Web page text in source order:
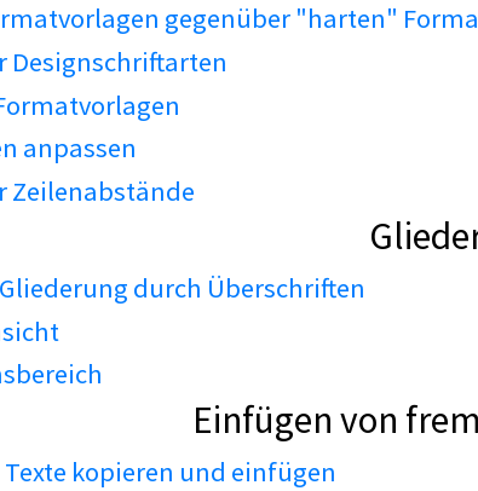
gegenüber "harten"
Designschriftarten
anpassen
Zeilenabstände
durch Überschriften
Einfügen von
kopieren und einfügen